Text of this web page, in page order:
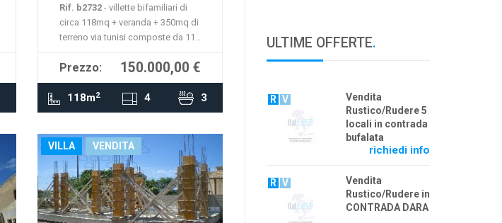
Rif. b2732- villette bifamiliari di
circa 118mq + veranda + 350mq di
terreno via tunisi composte da 11
lontano dal rumore ma a solo 3 km
dal centro. rif.b2732
Prezzo: 150.000,00 €
118m2 4 3
VILLA VENDITA
ULTIME OFFERTE.
R V
Vendita
Rustico/Rudere 5
locali in contrada
bufalata
richiedi info
R V
Vendita
Rustico/Rudere in
CONTRADA DARA